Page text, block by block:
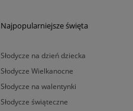
Najpopularniejsze święta
Słodycze na dzień dziecka
Słodycze Wielkanocne
Słodycze na walentynki
Słodycze świąteczne